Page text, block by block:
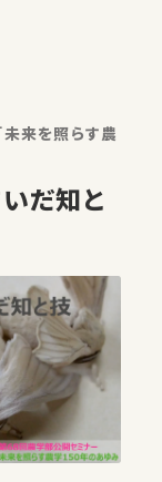
お気に入り
などで…
来を照らす農
だ知と